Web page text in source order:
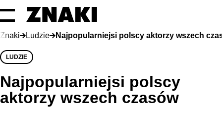
Znaki Ludzie Najpopularniejsi polscy aktorzy wszech
LUDZIE
Najpopularniejsi polscy
aktorzy wszech czasów